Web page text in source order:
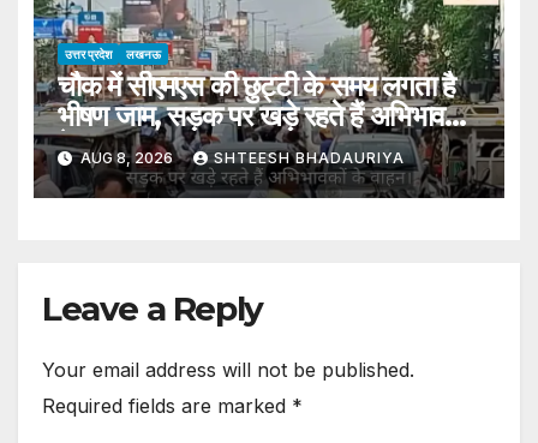
उत्तर प्रदेश लखनऊ
चौक में सीएमएस की छुट्टी के समय लगता है
भीषण जाम, सड़क पर खड़े रहते हैं अभिभावकों
के वाहन
AUG 8, 2026 SHTEESH BHADAURIYA
Leave a Reply
Your email address will not be published.
Required fields are marked *